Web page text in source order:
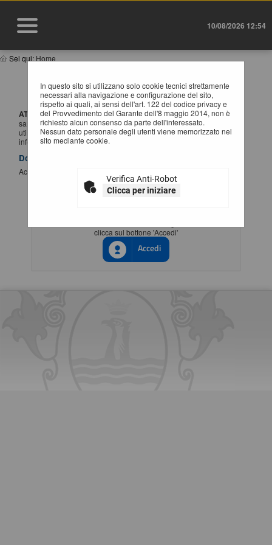
10/08/2026 12:54
Sei qui: Home
In questo sito si utilizzano solo cookie tecnici strettamente
necessari alla navigazione e configurazione del sito,
rispetto ai quali, ai sensi dell'art. 122 del codice privacy e
del Provvedimento del Garante dell'8 maggio 2014, non è
richiesto alcun consenso da parte dell'interessato.
Nessun dato personale degli utenti viene memorizzato nel
sito mediante cookie.
Verifica Anti-Robot
Clicca per iniziare
IMPORTANTE: VARIAZIONE MODALITÀ DI
ACCESSO
ATTENZIONE:a partire dal1 Luglio 2026l'accesso alla piattaforma
sarà possibile esclusivamente tramite SSO (Single-Sign ON),
utilizzando un'identità digitale SPID / CIE / EIDAS. Per maggiori
informazioni si rimanda al manuale qui disponibile.
Documenti
Accesso al portale Single Sign-ON
clicca sul bottone 'Accedi'
Accedi